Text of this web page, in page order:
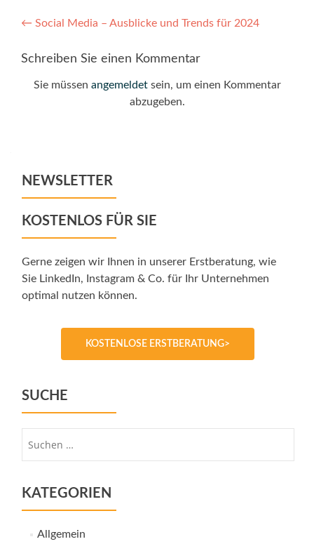
Post
navigation
← Social Media – Ausblicke und Trends für 2024
Schreiben Sie einen Kommentar
Sie müssen angemeldetsein, um einen Kommentar
abzugeben.
NEWSLETTER
KOSTENLOS FÜR SIE
Gerne zeigen wir Ihnen in unserer Erstberatung, wie
Sie LinkedIn, Instagram & Co. für Ihr Unternehmen
optimal nutzen können.
KOSTENLOSE ERSTBERATUNG>
SUCHE
KATEGORIEN
Allgemein